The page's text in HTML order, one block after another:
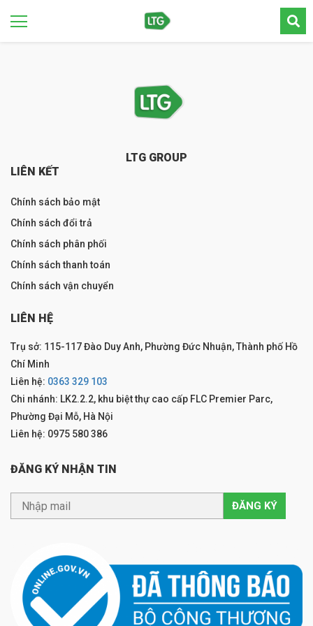
LTG GROUP
LIÊN KẾT
Chính sách bảo mật
Chính sách đổi trả
Chính sách phân phối
Chính sách thanh toán
Chính sách vận chuyển
LIÊN HỆ
Trụ sở: 115-117 Đào Duy Anh, Phường Đức Nhuận, Thành phố Hồ
Chí Minh
Liên hệ: 0363 329 103
Chi nhánh: LK2.2.2, khu biệt thự cao cấp FLC Premier Parc,
Phường Đại Mỗ, Hà Nội
Liên hệ: 0975 580 386
ĐĂNG KÝ NHẬN TIN